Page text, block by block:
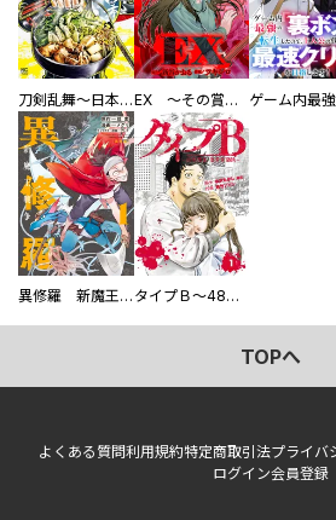
刀剣乱舞～日本号つれづれ酒～ EX ～その賞金稼ぎは、世界の出口を探す～【単行本版】
異修羅 新魔王戦争 タイプＢ～48時間後、致死率100％～【単話】
TOPへ
よくある質問利用規約特定商取引法プライバ
ログイン会員登録